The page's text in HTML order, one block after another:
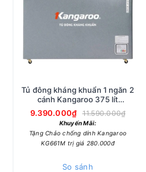
Tủ đông kháng khuẩn 1 ngăn 2
cánh Kangaroo 375 lít
KGFZ435IG1
9.390.000₫ 11.590.000₫
Khuyến Mãi:
Tặng Chảo chống dính Kangaroo
KG661M trị giá 280.000đ
So sánh